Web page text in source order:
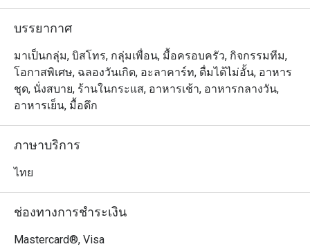
บรรยากาศ
มาเป็นกลุ่ม, บิสโทร, กลุ่มเพื่อน, มื้อครอบครัว, กิจกรรมทีม,
โอกาสพิเศษ, ฉลองวันเกิด, อะลาคาร์ท, ดื่มได้ไม่อั้น, อาหาร
ชุด, นั่งสบาย, ร้านในกระแส, อาหารเช้า, อาหารกลางวัน,
อาหารเย็น, มื้อดึก
ภาษาบริการ
ไทย
ช่องทางการชำระเงิน
Mastercard®, Visa